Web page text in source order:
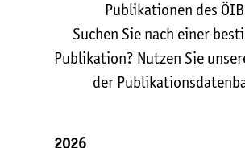
Publikationen des
Suchen Sie nach einer
Publikation? Nutzen Sie
der